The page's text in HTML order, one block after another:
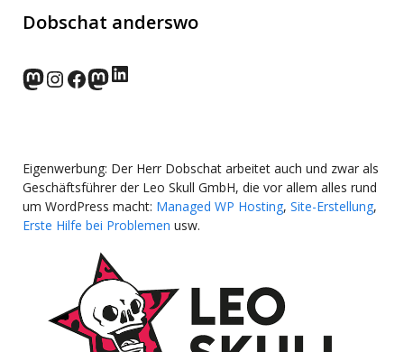
Dobschat anderswo
norden.social
Instagram
Facebook
wp-punks.social
LinkedIn
Eigenwerbung: Der Herr Dobschat arbeitet auch und zwar als
Geschäftsführer der Leo Skull GmbH, die vor allem alles rund
um WordPress macht: Managed WP Hosting, Site-Erstellung,
Erste Hilfe bei Problemen usw.